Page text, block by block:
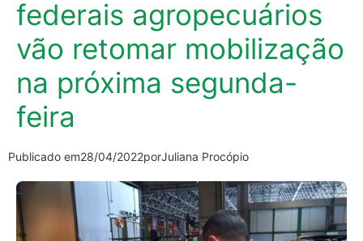
federais agropecuários
vão retomar mobilização
na próxima segunda-
feira
Publicado em28/04/2022porJuliana Procópio